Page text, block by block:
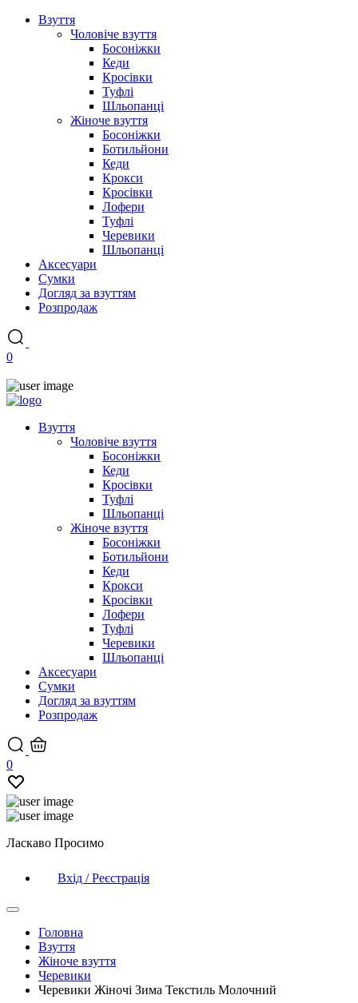
Взуття
Чоловіче взуття
Босоніжки
Кеди
Кросівки
Туфлі
Шльопанці
Жіноче взуття
Босоніжки
Ботильйони
Кеди
Крокси
Кросівки
Лофери
Туфлі
Черевики
Шльопанці
Аксесуари
Сумки
Догляд за взуттям
Розпродаж
0
Взуття
Чоловіче взуття
Босоніжки
Кеди
Кросівки
Туфлі
Шльопанці
Жіноче взуття
Босоніжки
Ботильйони
Кеди
Крокси
Кросівки
Лофери
Туфлі
Черевики
Шльопанці
Аксесуари
Сумки
Догляд за взуттям
Розпродаж
0
Ласкаво Просимо
Вхід / Реєстрація
Головна
Взуття
Жіноче взуття
Черевики
Черевики Жіночі Зима Текстиль Молочний